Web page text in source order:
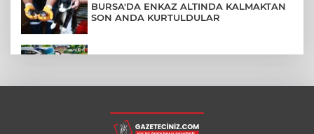
BURSA'DA ENKAZ ALTINDA KALMAKTAN
SON ANDA KURTULDULAR
BURSA'DA DEPO YANGINI BİNAYA
SIÇRAMADAN SÖNDÜRÜLDÜ